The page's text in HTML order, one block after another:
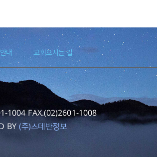
내 교회오시는 길
1004 FAX.(02)2601-1008
BY (주)스데반정보